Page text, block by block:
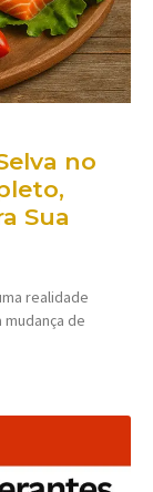
no
Sua
realidade
de